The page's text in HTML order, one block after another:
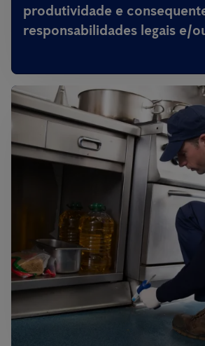
produtividade e
responsabilidades legais e/